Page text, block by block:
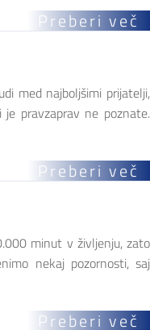
Preberi več
med najboljšimi prijatelji,
pravzaprav ne poznate.
Preberi več
minut v življenju, zato
nekaj pozornosti, saj
Preberi več